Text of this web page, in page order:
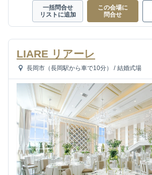
一括問合せ
リストに追加
この会場に
問合せ
LIARE リアーレ
長岡市（長岡駅から車で10分） / 結婚式場